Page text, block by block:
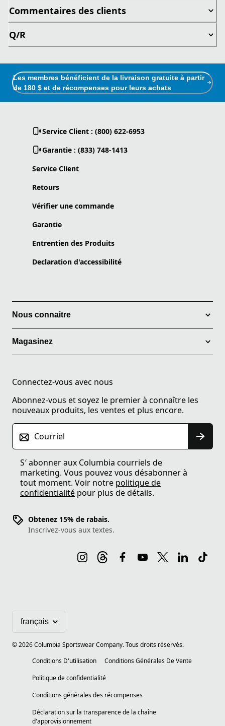
Commentaires des clients
Q/R
Les membres bénéficient de la livraison gratuite à partir
de 180 $ et de récompenses pour leurs achats
Service Client : (800) 622-6953
Garantie : (833) 748-1413
Service Client
Retours
Vérifier une commande
Garantie
Entrentien des Produits
Declaration d'accessibilité
Nous connaitre
Magasinez
Connectez-vous avec nous
Abonnez-vous et soyez le premier à connaître les
nouveaux produits, les ventes et plus encore.
Courriel
S′ abonner aux Columbia courriels de
marketing. Vous pouvez vous désabonner à
tout moment. Voir notre politique de
confidentialité pour plus de détails.
Obtenez 15% de rabais.
Inscrivez-vous aux textes.
©2026Columbia Sportswear Company. Tous droits réservés.
Conditions D'utilisation
Conditions Générales De Vente
Politique de confidentialité
Conditions générales des récompenses
Déclaration sur la transparence de la chaîne
d'approvisionnement